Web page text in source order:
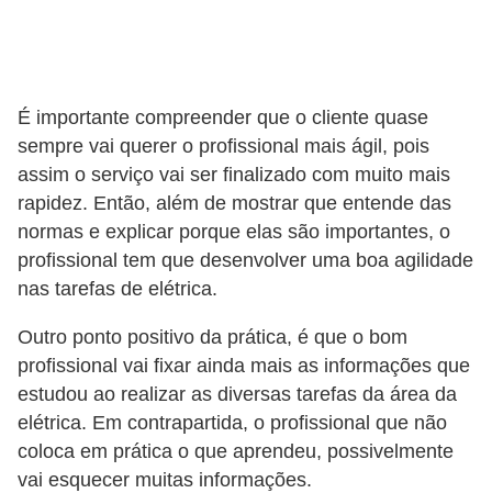
É importante compreender que o cliente quase
sempre vai querer o profissional mais ágil, pois
assim o serviço vai ser finalizado com muito mais
rapidez. Então, além de mostrar que entende das
normas e explicar porque elas são importantes, o
profissional tem que desenvolver uma boa agilidade
nas tarefas de elétrica.
Outro ponto positivo da prática, é que o bom
profissional vai fixar ainda mais as informações que
estudou ao realizar as diversas tarefas da área da
elétrica. Em contrapartida, o profissional que não
coloca em prática o que aprendeu, possivelmente
vai esquecer muitas informações.
ê
m
e
s
m
E
l
e
t
r